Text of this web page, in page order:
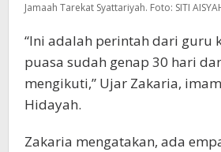
Jamaah Tarekat Syattariyah. Foto: SITI
“Ini adalah perintah dari guru
puasa sudah genap 30 hari
mengikuti,” Ujar Zakaria,
Hidayah.
Zakaria mengatakan, ada